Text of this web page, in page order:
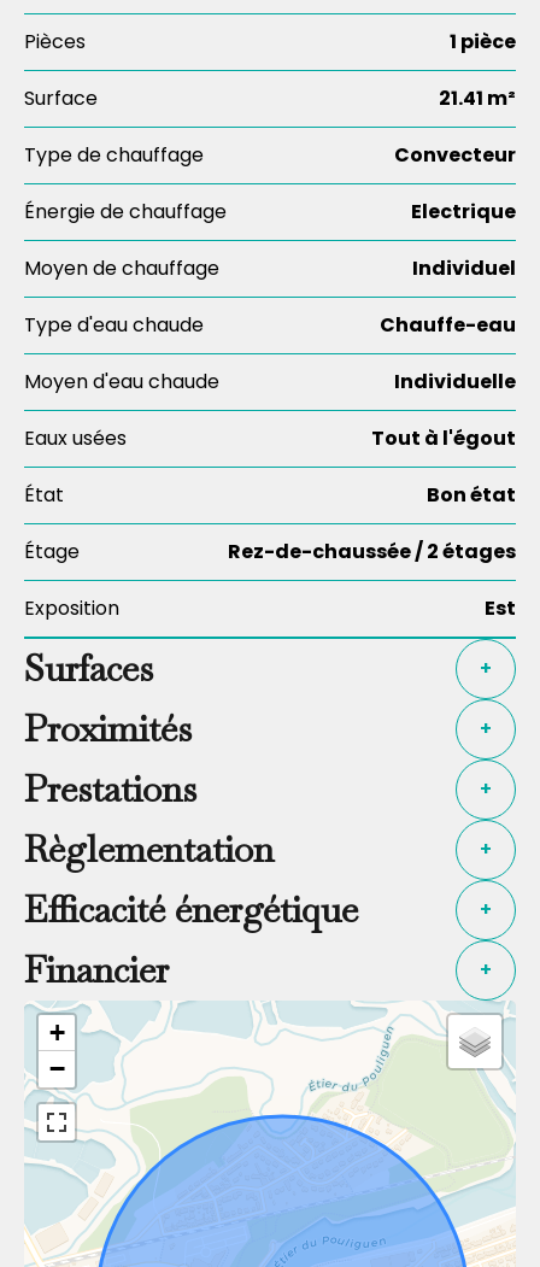
Pièces 1 pièce
Surface 21.41 m²
Type de chauffage Convecteur
Énergie de chauffage Electrique
Moyen de chauffage Individuel
Type d'eau chaude Chauffe-eau
Moyen d'eau chaude Individuelle
Eaux usées Tout à l'égout
État Bon état
Étage Rez-de-chaussée / 2 étages
Exposition Est
Surfaces +
Proximités +
Prestations +
Règlementation +
Efficacité énergétique +
Financier +
+
−